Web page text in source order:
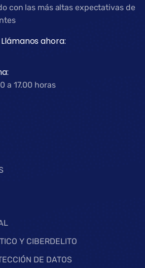
con las más altas expectativas de
ahora:
a 17.00 horas
Y CIBERDELITO
DE DATOS